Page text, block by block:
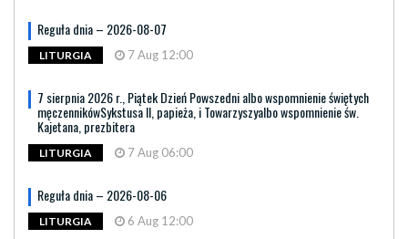
Reguła dnia – 2026-08-07
LITURGIA 7 Aug 12:00
7 sierpnia 2026 r., Piątek Dzień Powszedni albo wspomnienie świętych
męczennikówSykstusa II, papieża, i Towarzyszyalbo wspomnienie św.
Kajetana, prezbitera
LITURGIA 7 Aug 06:00
Reguła dnia – 2026-08-06
LITURGIA 6 Aug 12:00